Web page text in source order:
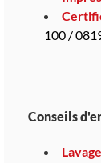
100 /
Conseils